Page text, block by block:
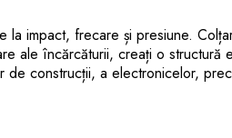
la impact, frecare și presiune.
ale încărcăturii, creați o structură
construcții, a electronicelor,